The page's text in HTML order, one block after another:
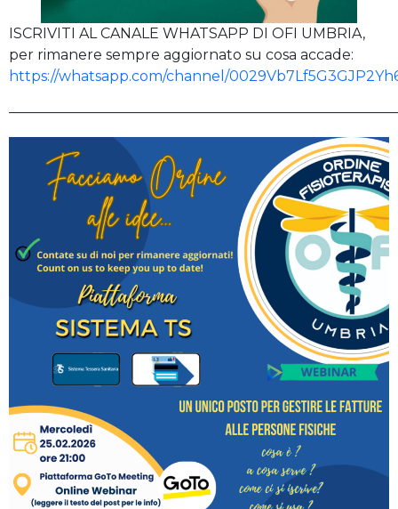
ISCRIVITI AL CANALE WHATSAPP DI OFI UMBRIA,
per rimanere sempre aggiornato su cosa accade:
https://whatsapp.com/channel/0029Vb7Lf5G